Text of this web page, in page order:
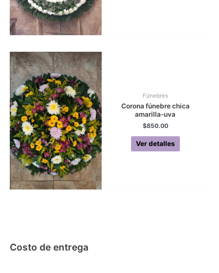
Fúnebres
Corona fúnebre chica
amarilla-uva
$850.00
Ver detalles
Costo de entrega